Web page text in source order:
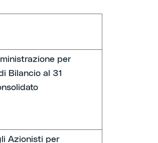
per
Bilancio al 31
Azionisti per